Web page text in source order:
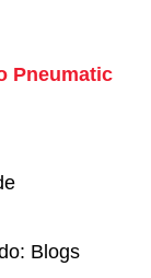
Pneumatic
Blogs